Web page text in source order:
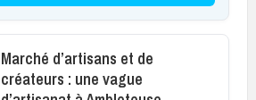
Marché d’artisans et de
créateurs : une vague